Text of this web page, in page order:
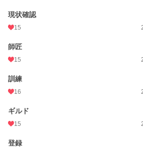
現状確認
15
師匠
15
訓練
16
ギルド
15
登録